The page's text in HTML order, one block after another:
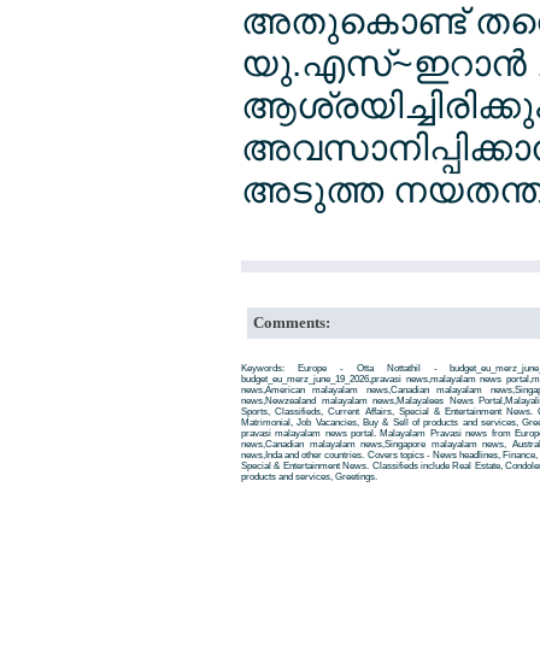
അതുകൊണ്ട്
യു.എസ്~ഇറാന്‍
അടുത്ത
Comments:
Keywords: Europe - Otta Nottathil -
budget_eu_merz_june_19_2026,pravasi news,malayalam news
news,American malayalam news,Canadian malayalam
news,Newzealand malayalam news,Malayalees News
Sports, Classifieds, Current Affairs, Special & Entertainment News.
Matrimonial, Job Vacancies, Buy & Sell of products and services,
pravasi malayalam news portal. Malayalam Pravasi news from
news,Canadian malayalam news,Singapore malayalam news,
news,Inda and other countries. Covers topics - News headlines,
Special & Entertainment News. Classifieds include Real Estate,
products and services, Greetings.